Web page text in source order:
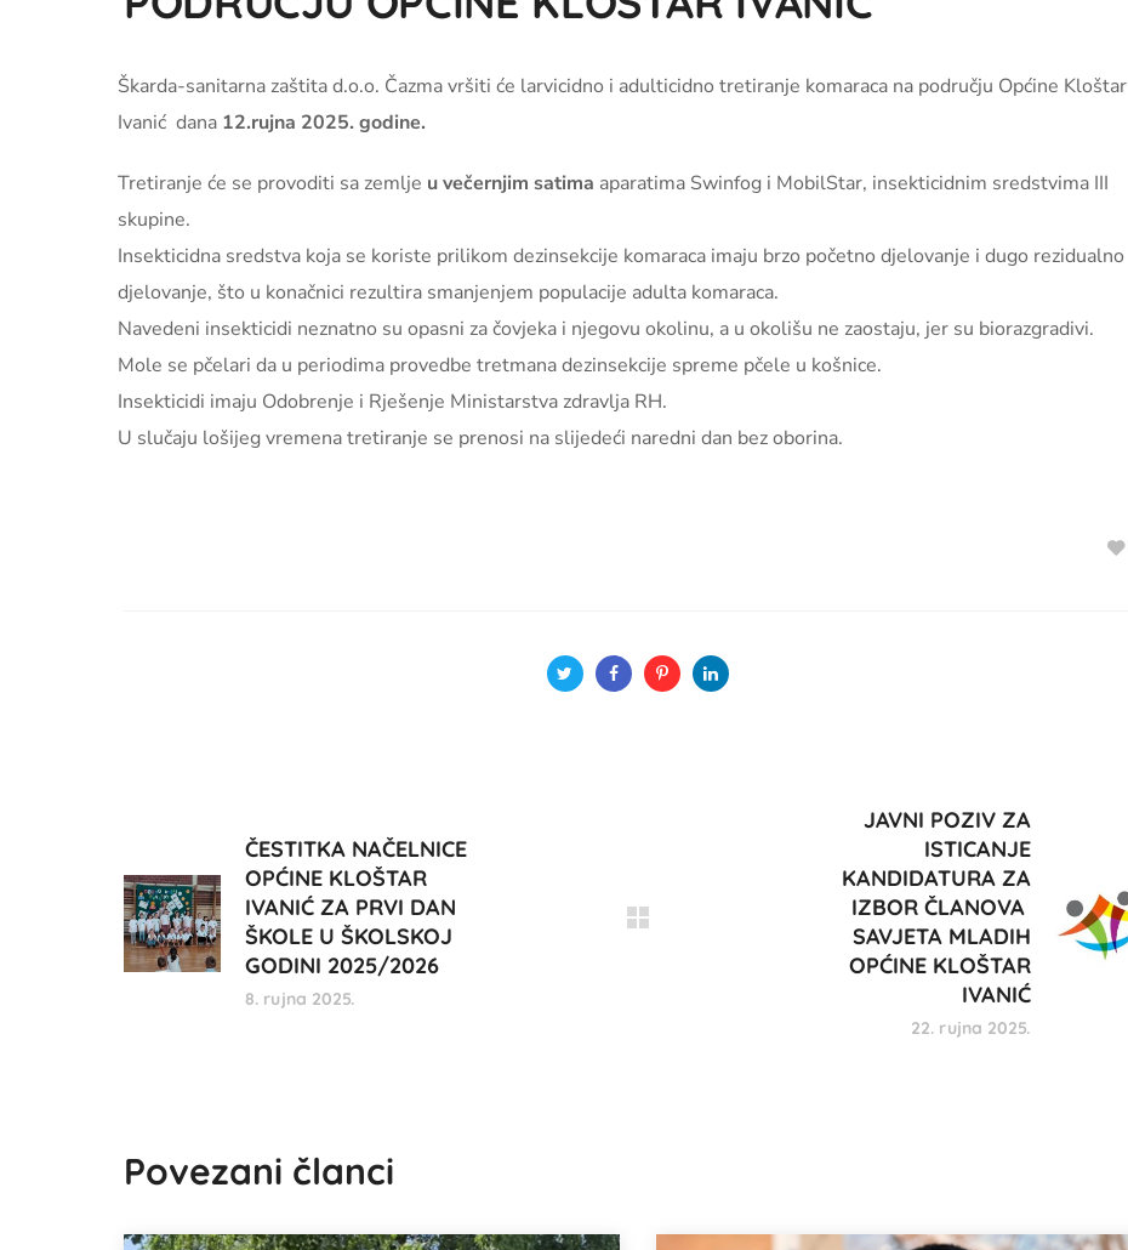
Škarda-sanitarna zaštita d.o.o. Čazma vršiti će larvicidno i adulticidno tretiranje komaraca na području Općine Kloštar
Ivanić dana 12.rujna 2025. godine.
Tretiranje će se provoditi sa zemlje u večernjim satima aparatima Swinfog i MobilStar, insekticidnim sredstvima III
skupine.
Insekticidna sredstva koja se koriste prilikom dezinsekcije komaraca imaju brzo početno djelovanje i dugo rezidualno
djelovanje, što u konačnici rezultira smanjenjem populacije adulta komaraca.
Navedeni insekticidi neznatno su opasni za čovjeka i njegovu okolinu, a u okolišu ne zaostaju, jer su biorazgradivi.
Mole se pčelari da u periodima provedbe tretmana dezinsekcije spreme pčele u košnice.
Insekticidi imaju Odobrenje i Rješenje Ministarstva zdravlja RH.
U slučaju lošijeg vremena tretiranje se prenosi na slijedeći naredni dan bez oborina.
ČESTITKA NAČELNICE
OPĆINE KLOŠTAR
IVANIĆ ZA PRVI DAN
ŠKOLE U ŠKOLSKOJ
GODINI 2025/2026
8. rujna 2025.
JAVNI POZIV ZA
ISTICANJE
KANDIDATURA ZA
IZBOR ČLANOVA
SAVJETA MLADIH
OPĆINE KLOŠTAR
IVANIĆ
22. rujna 2025.
Povezani članci